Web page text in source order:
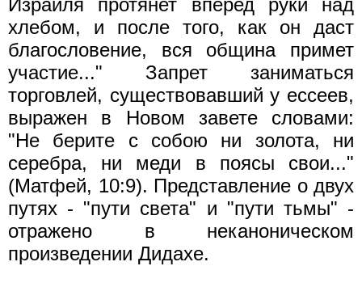
хлебом, и после того, как он даст
благословение, вся община примет
участие..." Запрет заниматься
торговлей, существовавший у ессеев,
выражен в Новом завете словами:
"Не берите с собою ни золота, ни
серебра, ни меди в поясы свои..."
(Матфей, 10:9). Представление о двух
путях - "пути света" и "пути тьмы" -
отражено в неканоническом
произведении Дидахе.